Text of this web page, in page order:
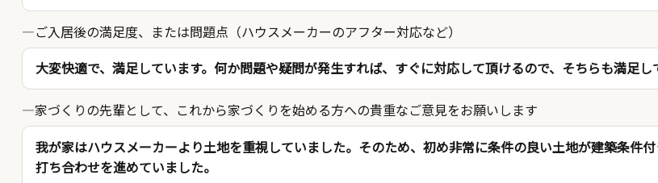
ご入居後の満足度、または問題点（ハウスメーカーのアフター対応など）
大変快適で、満足しています。何か問題や疑問が発生すれば、すぐに対応して頂けるので、そちらも満足し
家づくりの先輩として、これから家づくりを始める方への貴重なご意見をお願いします
我が家はハウスメーカーより土地を重視していました。そのため、初め非常に条件の良い土地が建築条件
打ち合わせを進めていました。